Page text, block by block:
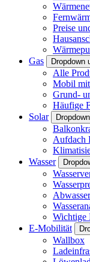
Preise
Gas
Dropdown
Alle
Mobil
Grund-
Häufige
Solar
Aufdach
Wasser
Abwasser
Wichtige
E-Mobilität
Wallbox